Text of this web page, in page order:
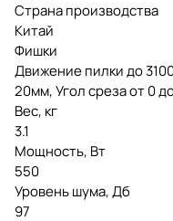
Страна производства
Китай
Фишки
Движение пилки до
20мм, Угол среза от 0
Вес, кг
3.1
Мощность, Вт
550
Уровень шума, Дб
97